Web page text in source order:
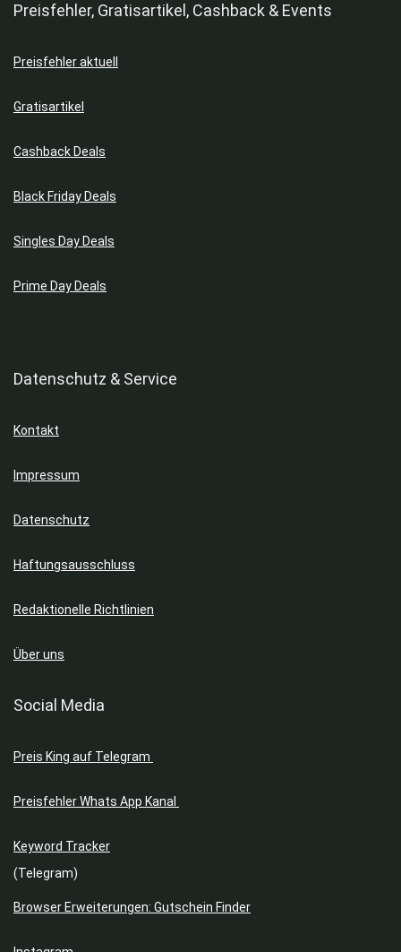
Preisfehler, Gratisartikel, Cashback & Events
Preisfehler aktuell
Gratisartikel
Cashback Deals
Black Friday Deals
Singles Day Deals
Prime Day Deals
Datenschutz & Service
Kontakt
Impressum
Datenschutz
Haftungsausschluss
Redaktionelle Richtlinien
Über uns
Social Media
Preis King auf Telegram
Preisfehler Whats App Kanal
Keyword Tracker
(Telegram)
Browser Erweiterungen: Gutschein Finder